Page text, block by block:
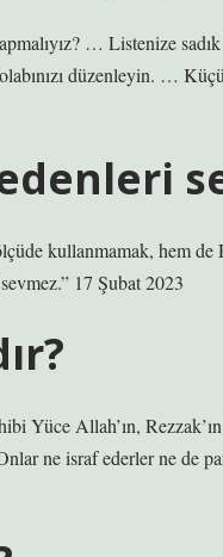
… Listenize
düzenleyin. …
kullanmamak, hem de
17 Şubat 2023
Yüce Allah’ın,
ne israf ederler ne de